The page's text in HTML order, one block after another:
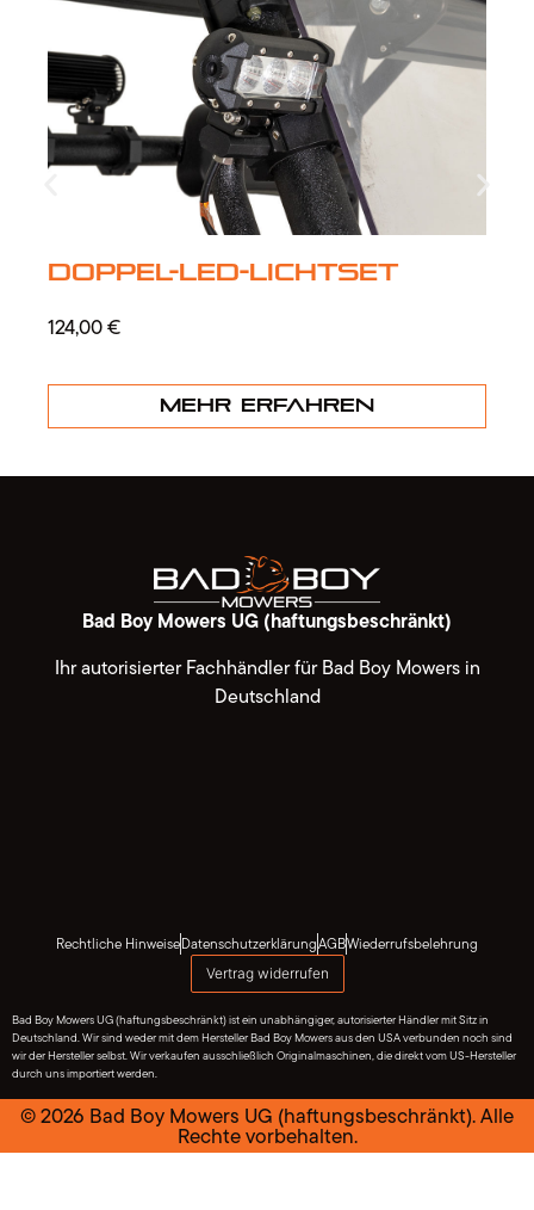
Doppel-LED-Lichtset
124,00€
Mehr erfahren
Bad Boy Mowers UG (haftungsbeschränkt)
Ihr autorisierter Fachhändler für Bad Boy Mowers in
Deutschland
Rechtliche HinweiseDatenschutzerklärungAGBWiederrufsbelehrung
Vertrag widerrufen
Bad Boy Mowers UG (haftungsbeschränkt) ist ein unabhängiger, autorisierter Händler mit Sitz in
Deutschland. Wir sind weder mit dem Hersteller Bad Boy Mowers aus den USA verbunden noch sind
wir der Hersteller selbst. Wir verkaufen ausschließlich Originalmaschinen, die direkt vom US-Hersteller
durch uns importiert werden.
© 2026 Bad Boy Mowers UG (haftungsbeschränkt). Alle
Rechte vorbehalten.